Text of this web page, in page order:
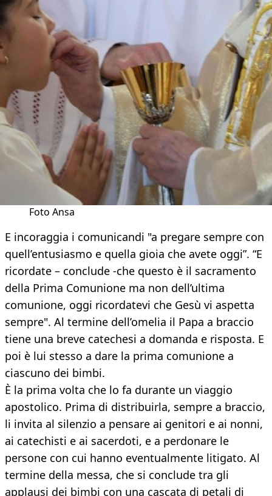
Foto Ansa
E incoraggia i comunicandi "a pregare sempre con
quell’entusiasmo e quella gioia che avete oggi”. “E
ricordate – conclude -che questo è il sacramento
della Prima Comunione ma non dell’ultima
comunione, oggi ricordatevi che Gesù vi aspetta
sempre". Al termine dell’omelia il Papa a braccio
tiene una breve catechesi a domanda e risposta. E
poi è lui stesso a dare la prima comunione a
ciascuno dei bimbi.
È la prima volta che lo fa durante un viaggio
apostolico. Prima di distribuirla, sempre a braccio,
li invita al silenzio a pensare ai genitori e ai nonni,
ai catechisti e ai sacerdoti, e a perdonare le
persone con cui hanno eventualmente litigato. Al
termine della messa, che si conclude tra gli
applausi dei bimbi con una cascata di petali di